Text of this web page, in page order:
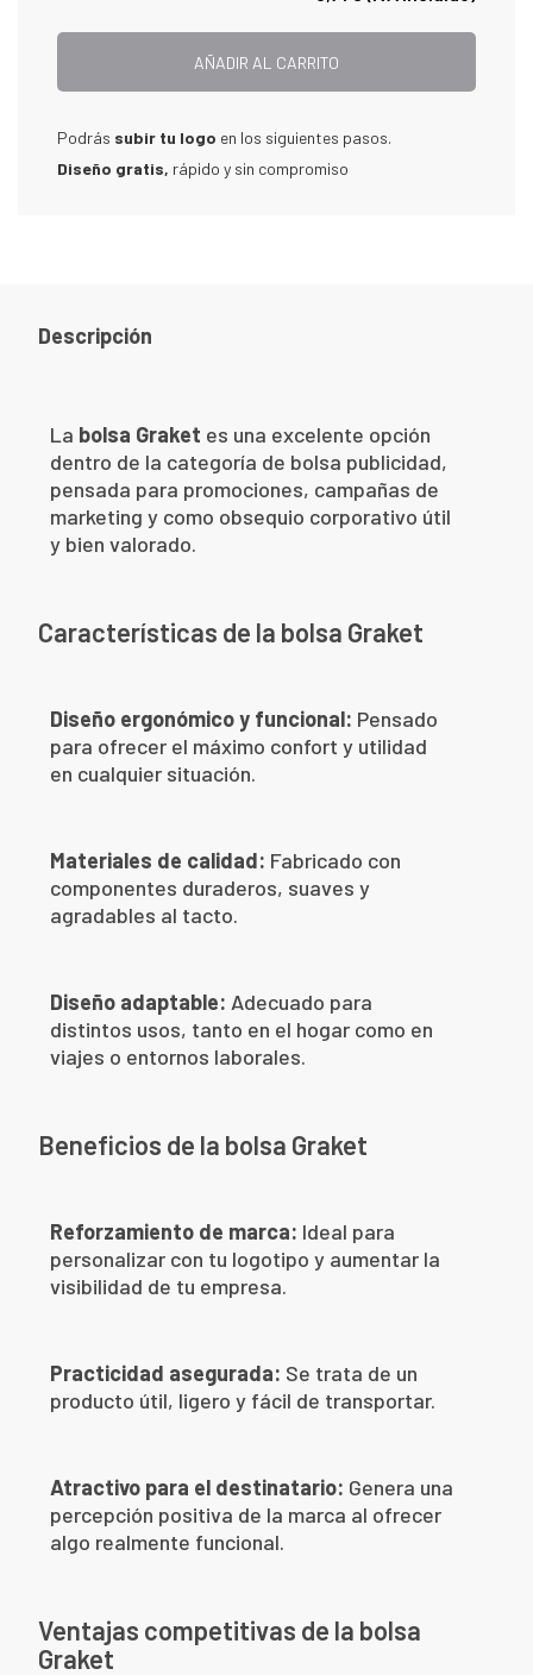
AÑADIR AL CARRITO
Podrás subir tu logo en los siguientes pasos.
Diseño gratis, rápido y sin compromiso
Descripción
La bolsa Graket es una excelente opción
dentro de la categoría de bolsa publicidad,
pensada para promociones, campañas de
marketing y como obsequio corporativo útil
y bien valorado.
Características de la bolsa Graket
Diseño ergonómico y funcional: Pensado
para ofrecer el máximo confort y utilidad
en cualquier situación.
Materiales de calidad: Fabricado con
componentes duraderos, suaves y
agradables al tacto.
Diseño adaptable: Adecuado para
distintos usos, tanto en el hogar como en
viajes o entornos laborales.
Beneficios de la bolsa Graket
Reforzamiento de marca: Ideal para
personalizar con tu logotipo y aumentar la
visibilidad de tu empresa.
Practicidad asegurada: Se trata de un
producto útil, ligero y fácil de transportar.
Atractivo para el destinatario: Genera una
percepción positiva de la marca al ofrecer
algo realmente funcional.
Ventajas competitivas de la bolsa
Graket